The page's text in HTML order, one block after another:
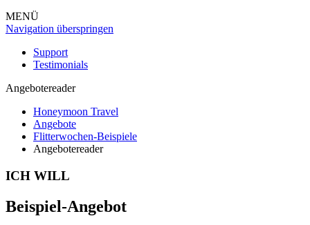
MENÜ
Navigation überspringen
Support
Testimonials
Angebotereader
Honeymoon Travel
Angebote
Flitterwochen-Beispiele
Angebotereader
ICH WILL
Beispiel-Angebot